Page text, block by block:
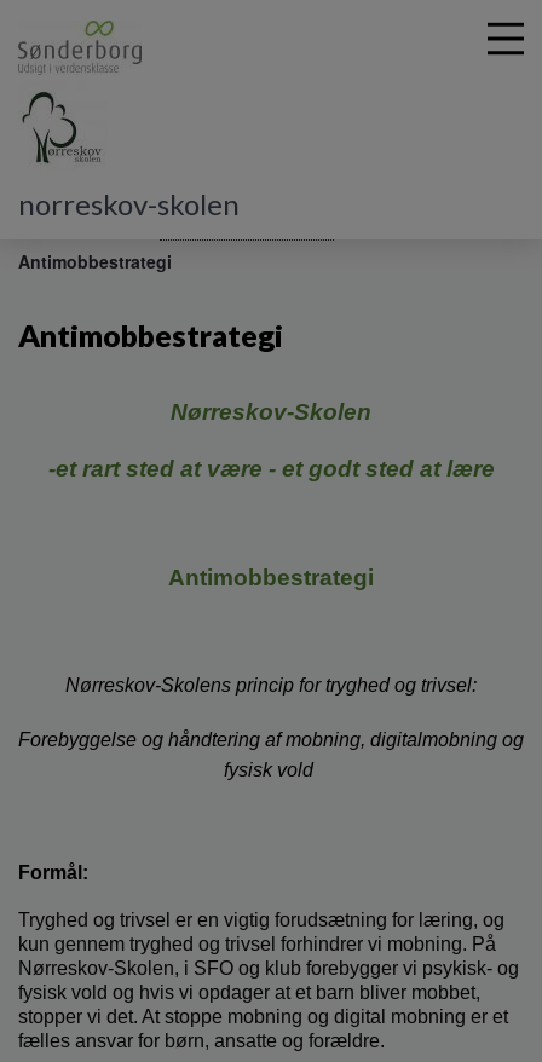
norreskov-skolen
Antimobbestrategi
Antimobbestrategi
Nørreskov-Skolen
-et rart sted at være - et godt sted at lære
Antimobbestrategi
Nørreskov-Skolens princip for tryghed og trivsel:
Forebyggelse og håndtering af mobning, digitalmobning og
fysisk vold
Formål:
Tryghed og trivsel er en vigtig forudsætning for læring, og
kun gennem tryghed og trivsel forhindrer vi mobning. På
Nørreskov-Skolen, i SFO og klub forebygger vi psykisk- og
fysisk vold og hvis vi opdager at et barn bliver mobbet,
stopper vi det. At stoppe mobning og digital mobning er et
fælles ansvar for børn, ansatte og forældre.